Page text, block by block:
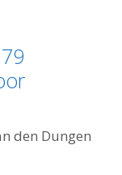
den Dungen